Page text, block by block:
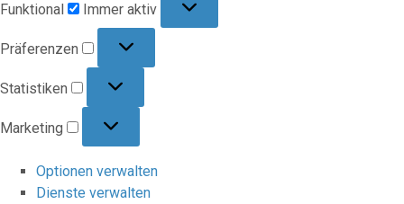
Funktional
Immer aktiv
Präferenzen
Statistiken
Marketing
Optionen verwalten
Dienste verwalten